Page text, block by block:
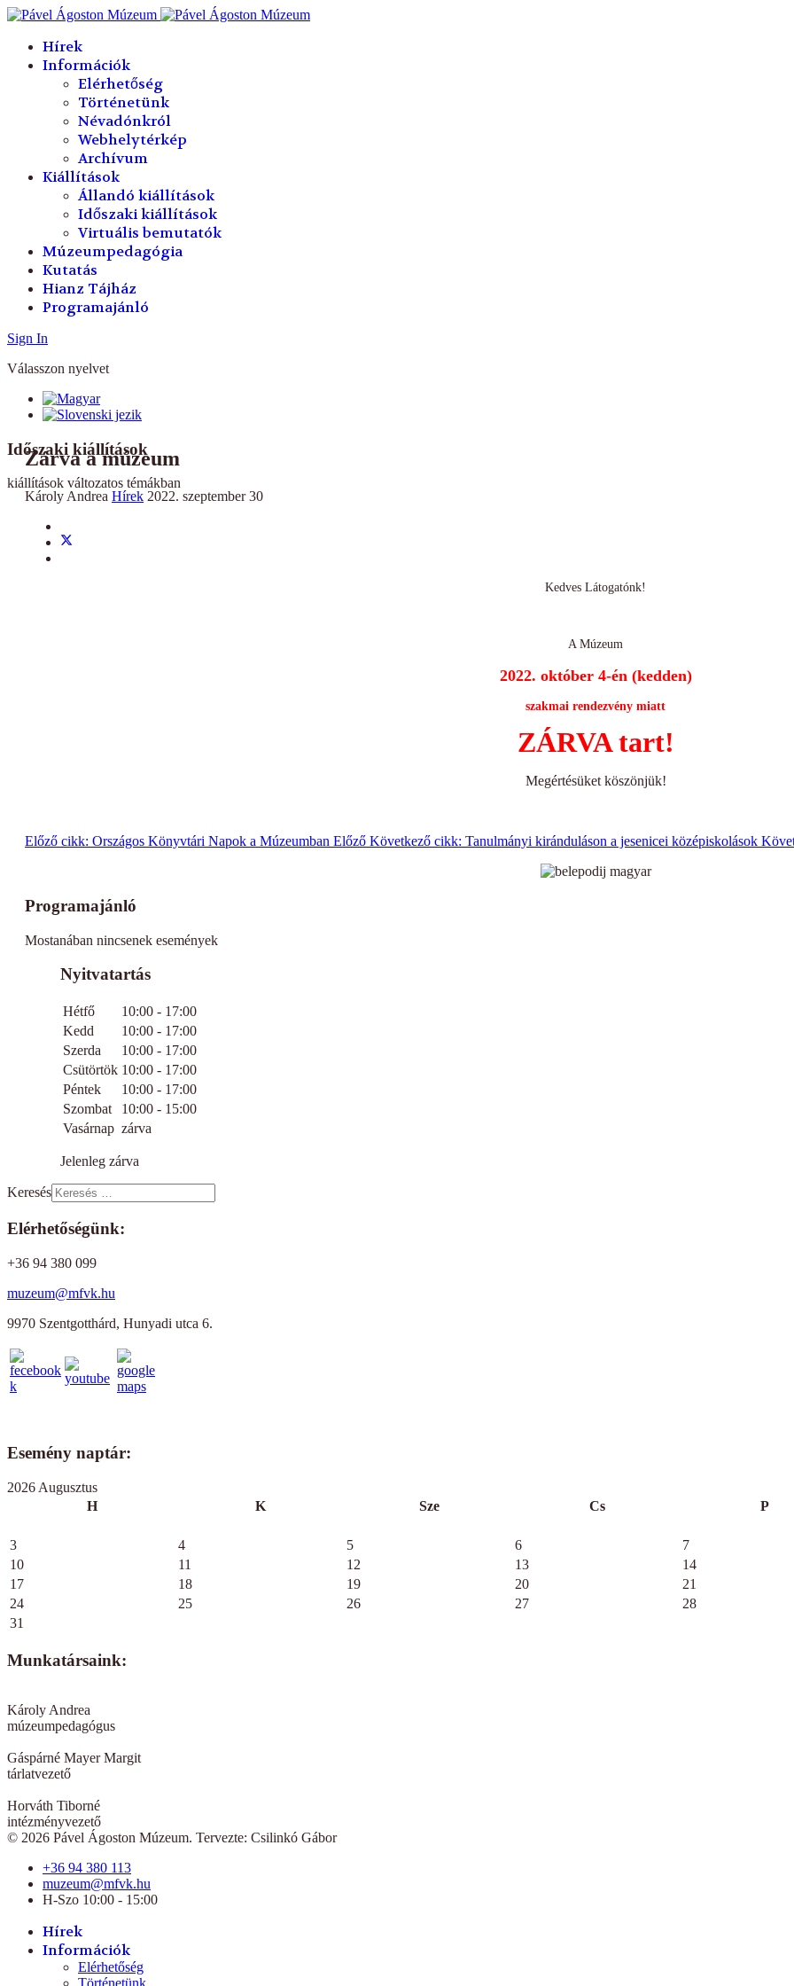
Hírek
Információk
Elérhetőség
Történetünk
Névadónkról
Webhelytérkép
Archívum
Kiállítások
Állandó kiállítások
Időszaki kiállítások
Virtuális bemutatók
Múzeumpedagógia
Kutatás
Hianz Tájház
Programajánló
Sign In
Válasszon nyelvet
Időszaki kiállítások
kiállítások változatos témákban
Zárva a múzeum
Károly Andrea Hírek 2022. szeptember 30
Kedves Látogatónk!
A Múzeum
2022. október 4-én (kedden)
szakmai rendezvény miatt
ZÁRVA tart!
Megértésüket köszönjük!
Előző cikk: Országos Könyvtári Napok a Múzeumban Előző Következő cikk: Tanulmányi kiránduláson a jesenicei középiskolások
Programajánló
Mostanában nincsenek események
Nyitvatartás
Hétfő
10:00 - 17:00
Kedd
10:00 - 17:00
Szerda
10:00 - 17:00
Csütörtök 10:00 - 17:00
Péntek
10:00 - 17:00
Szombat
10:00 - 15:00
Vasárnap zárva
Jelenleg zárva
Keresés
Elérhetőségünk:
+36 94 380 099
muzeum@mfvk.hu
9970 Szentgotthárd, Hunyadi utca 6.
Esemény naptár:
év
hónap
év
hónap
2026 Augusztus
H
K Sze Cs P
3
4 5 6 7
10
11 12 13 14
17
18 19 20 21
24
25 26 27 28
31
Munkatársaink:
Károly Andrea
múzeumpedagógus
Gáspárné Mayer Margit
tárlatvezető
Horváth Tiborné
intézményvezető
© 2026 Pável Ágoston Múzeum. Tervezte: Csilinkó Gábor
+36 94 380 113
muzeum@mfvk.hu
H-Szo 10:00 - 15:00
Hírek
Információk
Elérhetőség